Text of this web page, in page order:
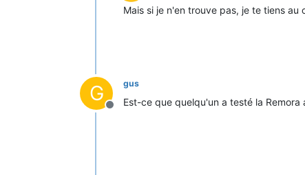
Mais si je n'en trouve pas, je te tiens au
G
Offline
gus
Est-ce que quelqu'un a testé la